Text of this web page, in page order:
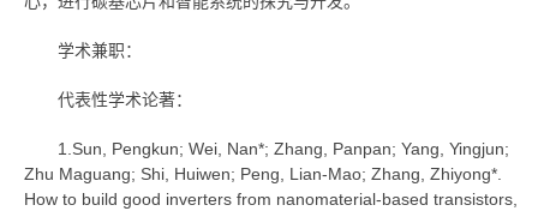
学术兼职：
代表性学术论著：
1.Sun, Pengkun; Wei, Nan*; Zhang, Panpan; Yang, Yingjun;
Zhu Maguang; Shi, Huiwen; Peng, Lian-Mao; Zhang, Zhiyong*.
How to build good inverters from nanomaterial-based transistors,